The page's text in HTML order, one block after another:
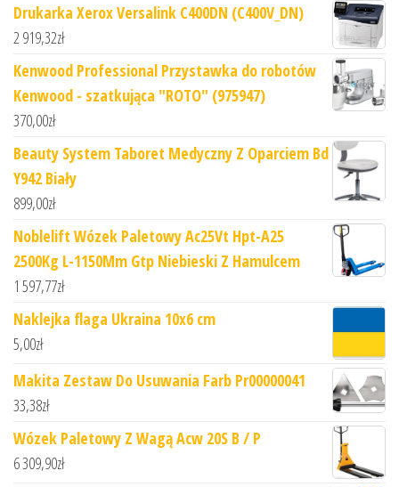
Drukarka Xerox Versalink C400DN (C400V_DN)
2 919,32zł
Kenwood Professional Przystawka do robotów
Kenwood - szatkująca "ROTO" (975947)
370,00zł
Beauty System Taboret Medyczny Z Oparciem Bd
Y942 Biały
899,00zł
Noblelift Wózek Paletowy Ac25Vt Hpt-A25
2500Kg L-1150Mm Gtp Niebieski Z Hamulcem
1 597,77zł
Naklejka flaga Ukraina 10x6 cm
5,00zł
Makita Zestaw Do Usuwania Farb Pr00000041
33,38zł
Wózek Paletowy Z Wagą Acw 20S B / P
6 309,90zł